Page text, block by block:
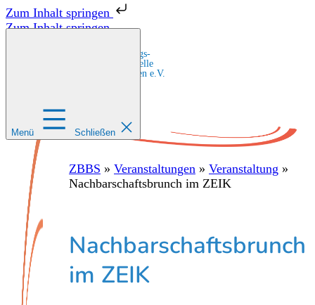
Zum Inhalt springen
Zum Inhalt springen
Zentrale Bildungs-
und Beratungsstelle
für Migrant:innen e.V.
Menü Schließen
ZBBS » Veranstaltungen » Veranstaltung »
Nachbarschaftsbrunch im ZEIK
Nachbarschaftsbrunch
im ZEIK